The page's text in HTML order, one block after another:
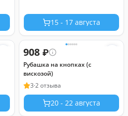
15 - 17 августа
908 ₽
Рубашка на кнопках (с
вискозой)
3·2 отзыва
20 - 22 августа